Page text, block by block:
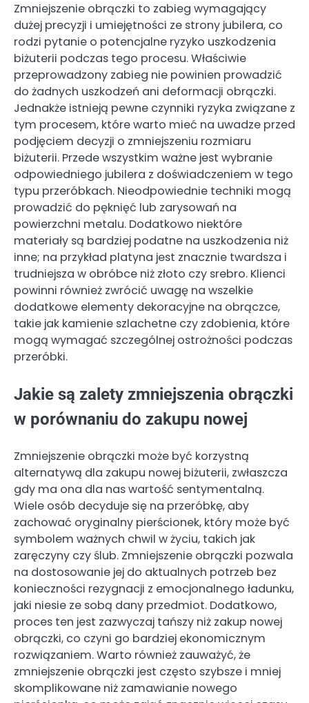
Zmniejszenie obrączki to zabieg wymagający
dużej precyzji i umiejętności ze strony jubilera, co
rodzi pytanie o potencjalne ryzyko uszkodzenia
biżuterii podczas tego procesu. Właściwie
przeprowadzony zabieg nie powinien prowadzić
do żadnych uszkodzeń ani deformacji obrączki.
Jednakże istnieją pewne czynniki ryzyka związane z
tym procesem, które warto mieć na uwadze przed
podjęciem decyzji o zmniejszeniu rozmiaru
biżuterii. Przede wszystkim ważne jest wybranie
odpowiedniego jubilera z doświadczeniem w tego
typu przeróbkach. Nieodpowiednie techniki mogą
prowadzić do pęknięć lub zarysowań na
powierzchni metalu. Dodatkowo niektóre
materiały są bardziej podatne na uszkodzenia niż
inne; na przykład platyna jest znacznie twardsza i
trudniejsza w obróbce niż złoto czy srebro. Klienci
powinni również zwrócić uwagę na wszelkie
dodatkowe elementy dekoracyjne na obrączce,
takie jak kamienie szlachetne czy zdobienia, które
mogą wymagać szczególnej ostrożności podczas
przeróbki.
Jakie są zalety zmniejszenia obrączki
w porównaniu do zakupu nowej
Zmniejszenie obrączki może być korzystną
alternatywą dla zakupu nowej biżuterii, zwłaszcza
gdy ma ona dla nas wartość sentymentalną.
Wiele osób decyduje się na przeróbkę, aby
zachować oryginalny pierścionek, który może być
symbolem ważnych chwil w życiu, takich jak
zaręczyny czy ślub. Zmniejszenie obrączki pozwala
na dostosowanie jej do aktualnych potrzeb bez
konieczności rezygnacji z emocjonalnego ładunku,
jaki niesie ze sobą dany przedmiot. Dodatkowo,
proces ten jest zazwyczaj tańszy niż zakup nowej
obrączki, co czyni go bardziej ekonomicznym
rozwiązaniem. Warto również zauważyć, że
zmniejszenie obrączki jest często szybsze i mniej
skomplikowane niż zamawianie nowego